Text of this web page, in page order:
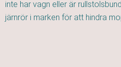
inte har vagn eller är
järnrör i marken för att hindra